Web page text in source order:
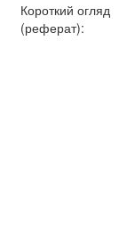
Короткий огляд
(реферат):